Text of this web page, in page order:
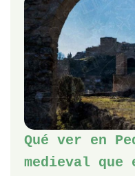
Qué ver en
medieval que